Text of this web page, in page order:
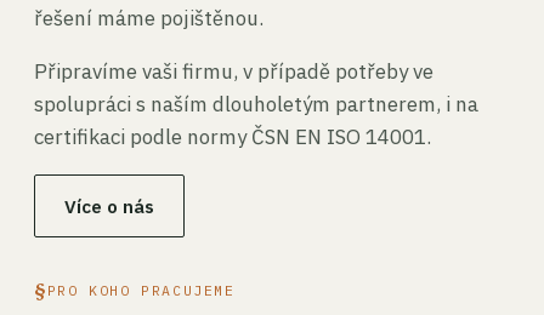
řešení máme pojištěnou.
Připravíme vaši firmu, v případě potřeby ve
spolupráci s naším dlouholetým partnerem, i na
certifikaci podle normy ČSN EN ISO 14001.
Více o nás
PRO KOHO PRACUJEME